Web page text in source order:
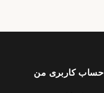
حساب کاربری من